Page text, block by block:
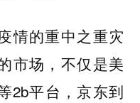
情的重中之重灾
市场，不仅是美
2b平台，京东到